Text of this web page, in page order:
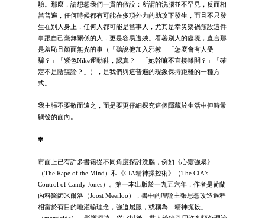
驗。那麼，請想想我們一貫的假設：所謂的洗腦並不罕見，反而相
當普遍，任何時候都有可能在多項外力的助攻下發生，而且不只發
生在別人身上，任何人都可能是當事人，尤其是幸災樂禍預設這件
事跟自己毫無關係的人，更是容易遭殃。看著別人的處境，直言那
是羞恥且顏面無光的事（「聽說他加入邪教」「怎麼會有人受
騙？」「紫色Nike運動鞋，認真？」「她幹嘛不直接離開？」「確
定不是陰謀論？」），是我們與這普遍的現象保持距離的一種方
式。
我主張不要敬而遠之，而是要更仔細探究這個隱藏於生活中但時常
觸發的面向。
✽
市面上已有許多書籍從不同角度探討洗腦，例如《心靈強暴》
（The Rape of the Mind）和《CIA精神操控術》（The CIA’s
Control of Candy Jones）。第一本出版於一九五六年，作者是荷蘭
內科醫師米爾洛（Joost Meerloo），書中的理論主張思想改造過程
相當於有目的地灌輸理念，強迫屈服，或稱為「精神扼殺」